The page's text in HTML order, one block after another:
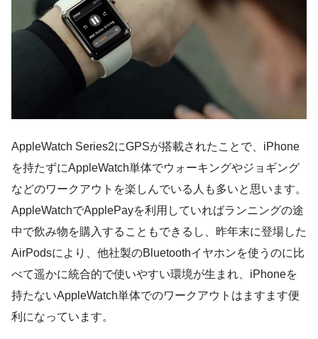
AppleWatch Series2にGPSが搭載されたことで、iPhone
を持たずにAppleWatch単体でウォーキングやジョギング
などのワークアウトを楽しんでいる人も多いと思います。
AppleWatchでApplePayを利用していればランニングの途
中で飲み物を購入することもできるし、昨年末に登場した
AirPodsにより、他社製のBluetoothイヤホンを使うのに比
べて遥かに統合的で使いやすい環境が生まれ、iPhoneを
持たないAppleWatch単体でのワークアウトはますます便
利になっています。